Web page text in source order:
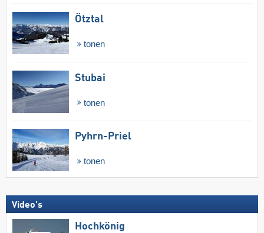
Ötztal
tonen
Stubai
tonen
Pyhrn-Priel
tonen
Video's
Hochkönig